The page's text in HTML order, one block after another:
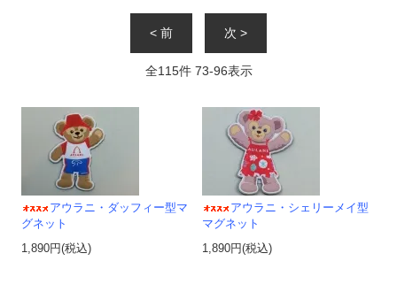
< 前 次 >
全115件 73-96表示
アウラニ・ダッフィー型マ
グネット
1,890円(税込)
アウラニ・シェリーメイ型
マグネット
1,890円(税込)